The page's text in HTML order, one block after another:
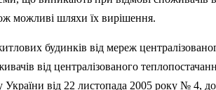
можливі шляхи їх вирішення.
будинків від мереж
від централізованого
України від 22 листопада 2005 року № 4,